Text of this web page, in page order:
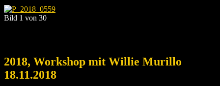
Bild 1 von 30
2018, Workshop mit Willie Murillo
18.11.2018